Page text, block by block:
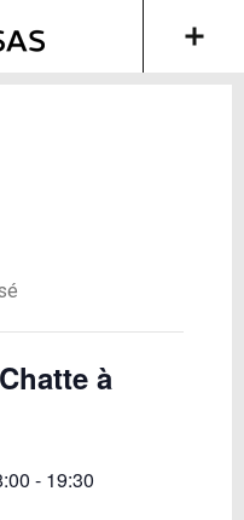
à
- 19:30